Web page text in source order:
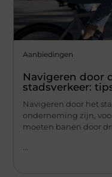
Aanbiedingen
Navigeren door
stadsverkeer:
Navigeren door het
onderneming zijn,
moeten banen door